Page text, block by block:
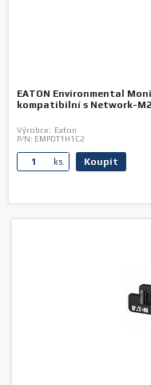
EATON Environmental
kompatibilní s Network-
Výrobce: Eaton
P/N: EMPDT1H1C2
ks. Koupit